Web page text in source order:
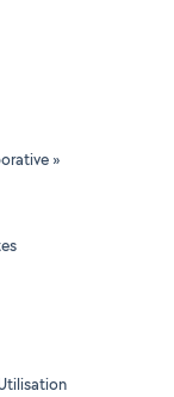
»